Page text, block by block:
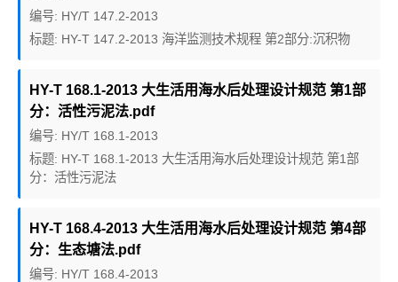
编号: HY/T 147.2-2013
标题: HY-T 147.2-2013 海洋监测技术规程 第2部分:沉积物
HY-T 168.1-2013 大生活用海水后处理设计规范 第1部
分：活性污泥法.pdf
编号: HY/T 168.1-2013
标题: HY-T 168.1-2013 大生活用海水后处理设计规范 第1部
分：活性污泥法
HY-T 168.4-2013 大生活用海水后处理设计规范 第4部
分：生态塘法.pdf
编号: HY/T 168.4-2013